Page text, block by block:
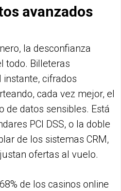
avanzados
la desconfianza
todo. Billeteras
instante, cifrados
cada vez mejor, el
de datos sensibles. Está
PCI DSS, o la doble
de los sistemas CRM,
ofertas al vuelo.
de los casinos online